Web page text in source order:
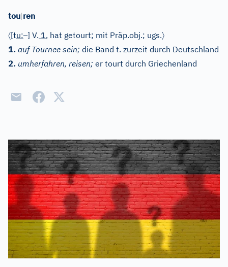
tou|ren
〈[tu:–] V. 1, hat getourt; mit Präp.obj.; ugs.〉
1. auf Tournee sein; die Band t. zurzeit durch Deutschland
2. umherfahren, reisen; er tourt durch Griechenland